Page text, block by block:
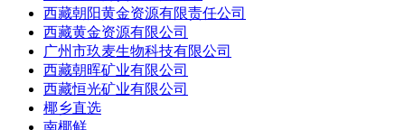
西藏朝阳黄金资源有限责任公司
西藏黄金资源有限公司
广州市玖麦生物科技有限公司
西藏朝晖矿业有限公司
西藏恒光矿业有限公司
椰乡直选
南椰鲜